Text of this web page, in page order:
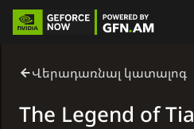
Վերադառնալ կատալոգ
The Legend of